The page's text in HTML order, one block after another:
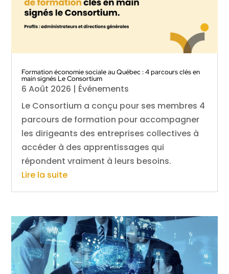
Formation économie sociale au Québec : 4 parcours clés en
main signés Le Consortium
6 Août 2026 | Événements
Le Consortium a conçu pour ses membres 4
parcours de formation pour accompagner
les dirigeants des entreprises collectives à
accéder à des apprentissages qui
répondent vraiment à leurs besoins.
Lire la suite